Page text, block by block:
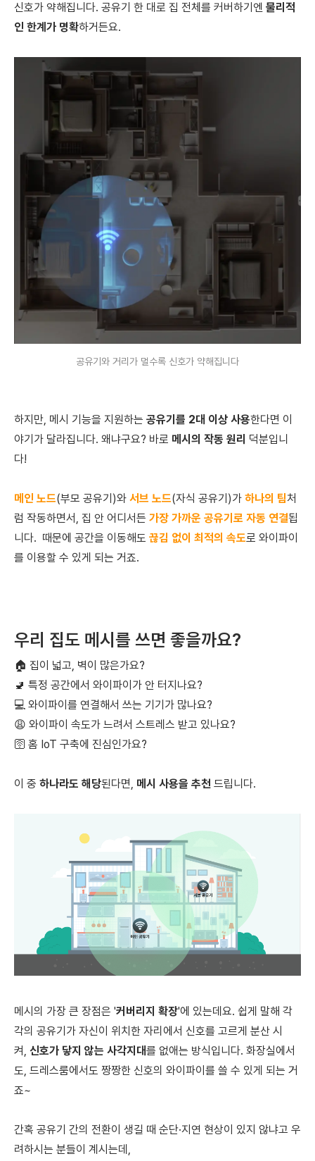
신호가 약해집니다. 공유기 한 대로 집 전체를 커버하기엔 물리적
인 한계가 명확하거든요.
공유기와 거리가 멀수록 신호가 약해집니다
하지만, 메시 기능을 지원하는 공유기를 2대 이상 사용한다면 이
야기가 달라집니다. 왜냐구요? 바로 메시의 작동 원리 덕분입니
다!
메인 노드(부모 공유기)와 서브 노드(자식 공유기)가 하나의 팀처
럼 작동하면서, 집 안 어디서든 가장 가까운 공유기로 자동 연결됩
니다. 때문에 공간을 이동해도 끊김 없이 최적의 속도로 와이파이
를 이용할 수 있게 되는 거죠.
우리 집도 메시를 쓰면 좋을까요?
🏠 집이 넓고, 벽이 많은가요?
🚽 특정 공간에서 와이파이가 안 터지나요?
💻 와이파이를 연결해서 쓰는 기기가 많나요?
😩 와이파이 속도가 느려서 스트레스 받고 있나요?
🛜 홈 IoT 구축에 진심인가요?
이 중 하나라도 해당된다면, 메시 사용을 추천 드립니다.
메시의 가장 큰 장점은 '커버리지 확장'에 있는데요. 쉽게 말해 각
각의 공유기가 자신이 위치한 자리에서 신호를 고르게 분산 시
켜, 신호가 닿지 않는 사각지대를 없애는 방식입니다. 화장실에서
도, 드레스룸에서도 짱짱한 신호의 와이파이를 쓸 수 있게 되는 거
죠~
간혹 공유기 간의 전환이 생길 때 순단·지연 현상이 있지 않냐고 우
려하시는 분들이 계시는데,